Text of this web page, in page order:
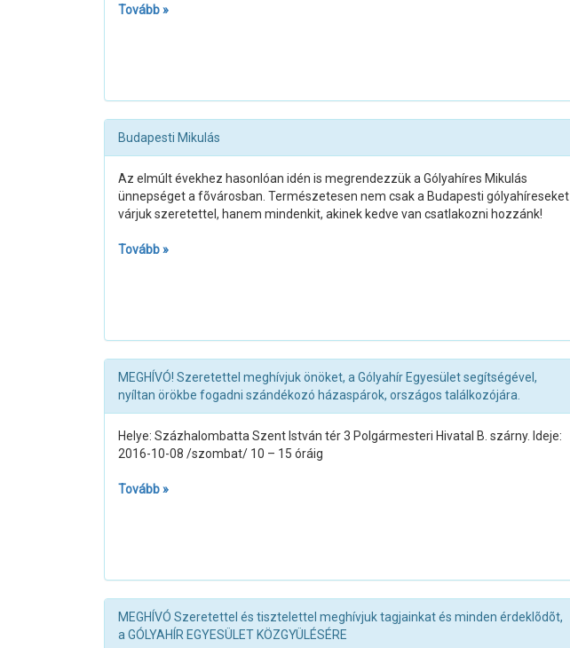
Tovább »
Budapesti Mikulás
Az elmúlt évekhez hasonlóan idén is megrendezzük a Gólyahíres Mikulás
ünnepséget a fõvárosban. Természetesen nem csak a Budapesti gólyahíreseket
várjuk szeretettel, hanem mindenkit, akinek kedve van csatlakozni hozzánk!
Tovább »
MEGHÍVÓ! Szeretettel meghívjuk önöket, a Gólyahír Egyesület segítségével,
nyíltan örökbe fogadni szándékozó házaspárok, országos találkozójára.
Helye: Százhalombatta Szent István tér 3 Polgármesteri Hivatal B. szárny. Ideje:
2016-10-08 /szombat/ 10 – 15 óráig
Tovább »
MEGHÍVÓ Szeretettel és tisztelettel meghívjuk tagjainkat és minden érdeklõdõt,
a GÓLYAHÍR EGYESÜLET KÖZGYÜLÉSÉRE